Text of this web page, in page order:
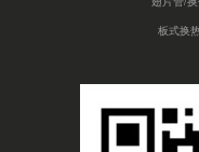
板式换